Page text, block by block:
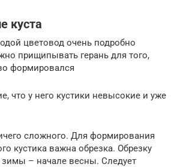
куста
цветовод очень подробно
прищипывать герань для того,
формировался
что у него кустики невысокие и уже
сложного. Для формирования
кустика важна обрезка. Обрезку
зимы – начале весны. Следует